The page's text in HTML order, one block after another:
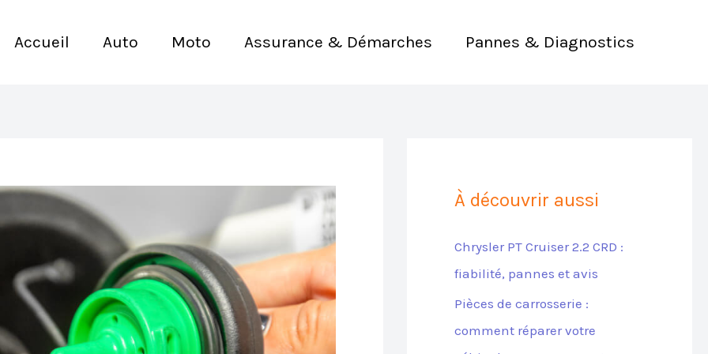
Accueil Auto Moto Assurance & Démarches Pannes & Diagnostics
À découvrir aussi
Chrysler PT Cruiser 2.2 CRD :
fiabilité, pannes et avis
Pièces de carrosserie :
comment réparer votre